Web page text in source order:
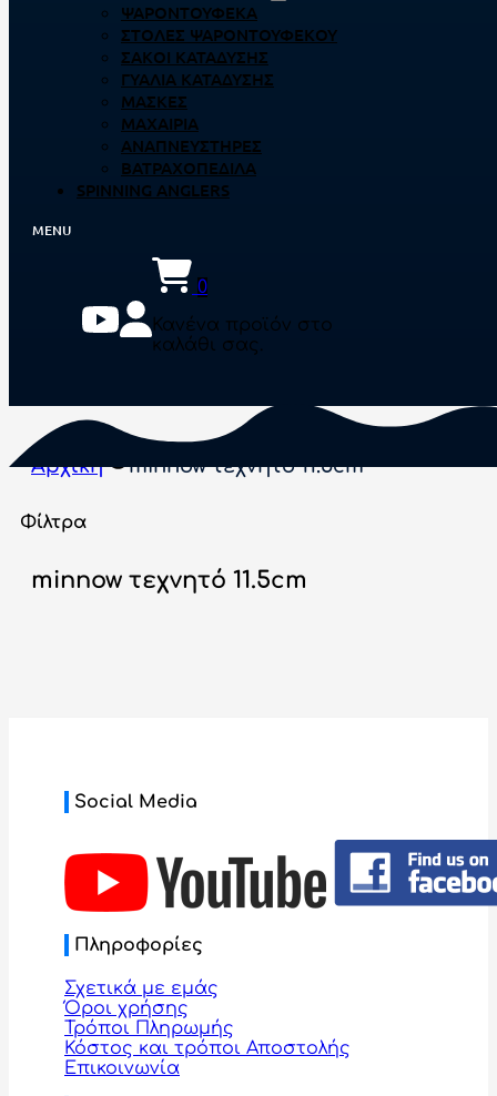
ΨΑΡΟΝΤΟΎΦΕΚΑ
ΣΤΟΛΈΣ ΨΑΡΟΝΤΟΎΦΕΚΟΥ
ΣΆΚΟΙ ΚΑΤΆΔΥΣΗΣ
ΓΥΑΛΙΆ ΚΑΤΆΔΥΣΗΣ
ΜΆΣΚΕΣ
ΜΑΧΑΊΡΙΑ
ΑΝΑΠΝΕΥΣΤΉΡΕΣ
ΒΑΤΡΑΧΟΠΈΔΙΛΑ
SPINNING ANGLERS
0
Κανένα προϊόν στο
καλάθι σας.
Αρχική minnow τεχνητό 11.5cm
Φίλτρα
minnow τεχνητό 11.5cm
Social Media
Πληροφορίες
Σχετικά με εμάς
Όροι χρήσης
Τρόποι Πληρωμής
Κόστος και τρόποι Αποστολής
Επικοινωνία